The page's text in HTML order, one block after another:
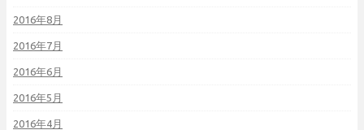
2016年8月
2016年7月
2016年6月
2016年5月
2016年4月